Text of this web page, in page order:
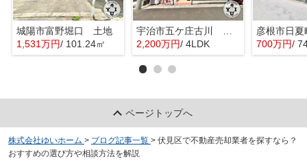
城陽市富野堀口 土地
1,531万円/ 101.24㎡
2,200万円/ 4LDK
彦根市日
700万円/
ページトップへ
株式会社ゆいホーム > ブログ記事一覧 > 伏見区で不動産売却業者を探すなら？
おすすめの選び方や相談方法を解説